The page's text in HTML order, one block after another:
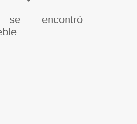
encontró
.